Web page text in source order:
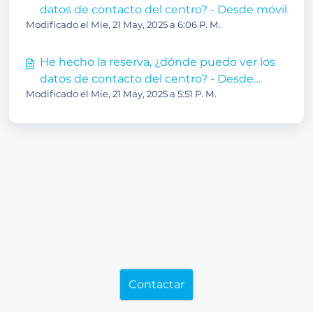
datos de contacto del centro? - Desde móvil
Modificado el Mie, 21 May, 2025 a 6:06 P. M.
He hecho la reserva, ¿dónde puedo ver los
datos de contacto del centro? - Desde
ordenador
Modificado el Mie, 21 May, 2025 a 5:51 P. M.
Contactar